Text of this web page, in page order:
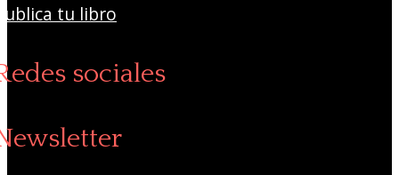
tu libro
sociales